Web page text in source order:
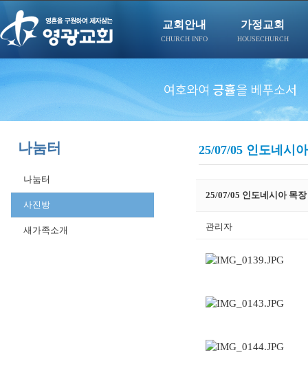
교회안내
CHURCH INFO
가정교회
HOUSECHURCH
나눔터
나눔터
사진방
새가족소개
25/07/05 인도네시
25/07/05 인도네시아 목
관리자